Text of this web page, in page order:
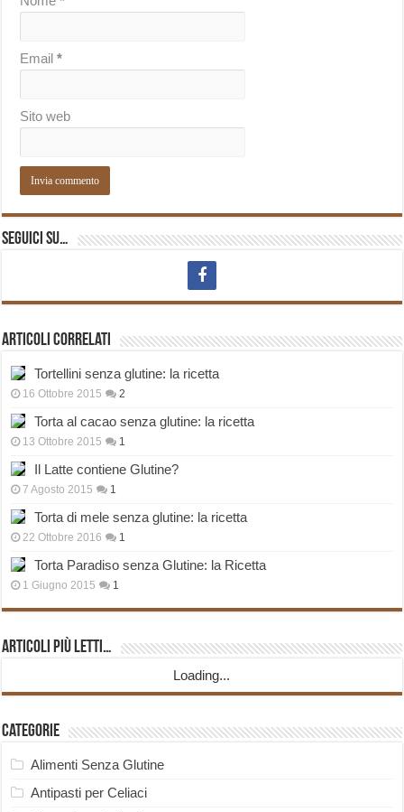
Email*
Sito web
Seguici su…
Articoli correlati
Tortellini senza glutine: la ricetta
16 Ottobre 2015 2
Torta al cacao senza glutine: la ricetta
13 Ottobre 2015 1
Il Latte contiene Glutine?
7 Agosto 2015 1
Torta di mele senza glutine: la ricetta
22 Ottobre 2016 1
Torta Paradiso senza Glutine: la Ricetta
1 Giugno 2015 1
Articoli più Letti…
Loading...
Categorie
Alimenti Senza Glutine
Antipasti per Celiaci